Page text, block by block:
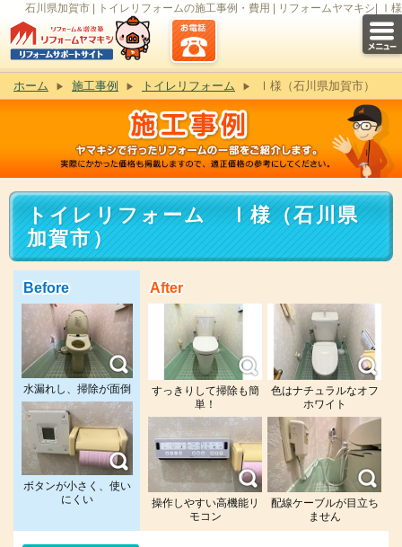
石川県加賀市 | トイレリフォームの施工事例・費用 | リフォームヤマキシ| Ⅰ様
ホーム 施工事例 トイレリフォーム Ⅰ様（石川県加賀市）
トイレリフォーム Ⅰ様（石川県
加賀市）
Before
水漏れし、掃除が面倒
ボタンが小さく、使い
にくい
After
すっきりして掃除も簡
単！
色はナチュラルなオフ
ホワイト
操作しやすい高機能リ
モコン
配線ケーブルが目立ち
ません